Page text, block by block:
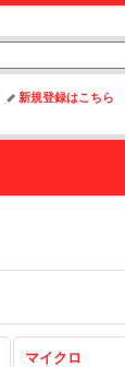
新規登録はこちら
マイクロ